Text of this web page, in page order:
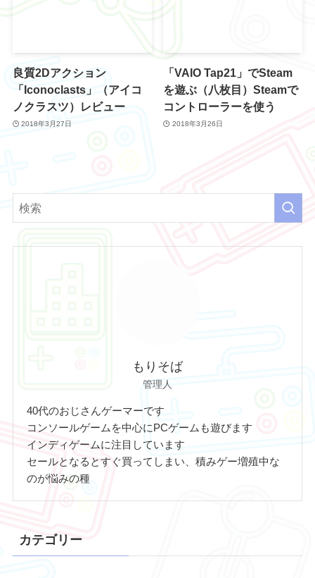
良質2Dアクション
「Iconoclasts」（アイコ
ノクラスツ）レビュー
2018年3月27日
「VAIO Tap21」でSteam
を遊ぶ（八枚目）Steamで
コントローラーを使う
2018年3月26日
もりそば
管理人
40代のおじさんゲーマーです
コンソールゲームを中心にPCゲームも遊びます
インディゲームに注目しています
セールとなるとすぐ買ってしまい、積みゲー増殖中な
のが悩みの種
カテゴリー